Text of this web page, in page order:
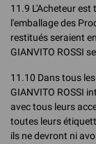
11.9 L'Acheteur
l'emballage des
restitués seraient
GIANVITO ROSSI
11.10 Dans tous
GIANVITO ROSSI
avec tous leurs
toutes leurs
ils ne devront ni